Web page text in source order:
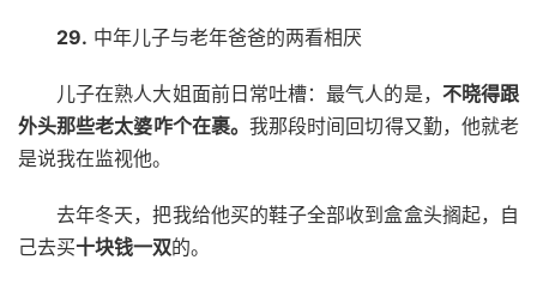
29. 中年儿子与老年爸爸的两看相厌
儿子在熟人大姐面前日常吐槽：最气人的是， 不晓得跟
外头那些老太婆咋个在裹。 我那段时间回切得又勤，他就老
是说我在监视他。
去年冬天，把我给他买的鞋子全部收到盒盒头搁起，自
己去买十块钱一双的。